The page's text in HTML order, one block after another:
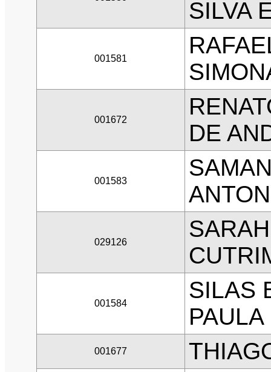
SILVA
001581
001672
DE
001583
029126
001584
SILAS
PAULA
001677